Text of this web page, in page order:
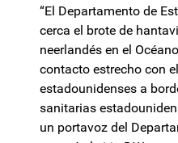
“El Departamento de
cerca el brote de
neerlandés en el
contacto estrecho con
estadounidenses a
sanitarias
un portavoz del